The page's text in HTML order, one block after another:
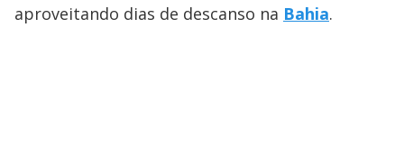
aproveitando dias de descanso na Bahia.